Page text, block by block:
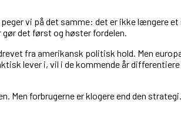
vi på det samme: det er ikke længere
det først og høster fordelen.
fra amerikansk politisk hold. Men
lever i, vil i de kommende år
forbrugerne er klogere end den